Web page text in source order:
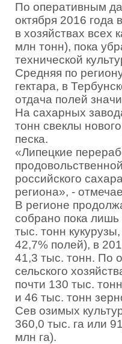
По оперативным
октября 2016 года
в хозяйствах всех
млн тонн), пока
технической
Средняя по
гектара, в
отдача полей
На сахарных
тонн свеклы
песка.
«Липецкие
российского
региона», -
В регионе
собрано пока лишь
тыс. тонн
42,7% полей), в
41,3 тыс. тонн. По
сельского
почти 130 тыс.
и 46 тыс. тонн
Сев озимых
360,0 тыс. га или
млн га).